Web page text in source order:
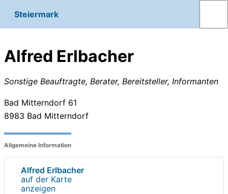
Steiermark
Alfred Erlbacher
Sonstige Beauftragte, Berater, Bereitsteller, Informanten
Bad Mitterndorf 61
8983 Bad Mitterndorf
Allgemeine Information
Alfred Erlbacher
auf der Karte
anzeigen